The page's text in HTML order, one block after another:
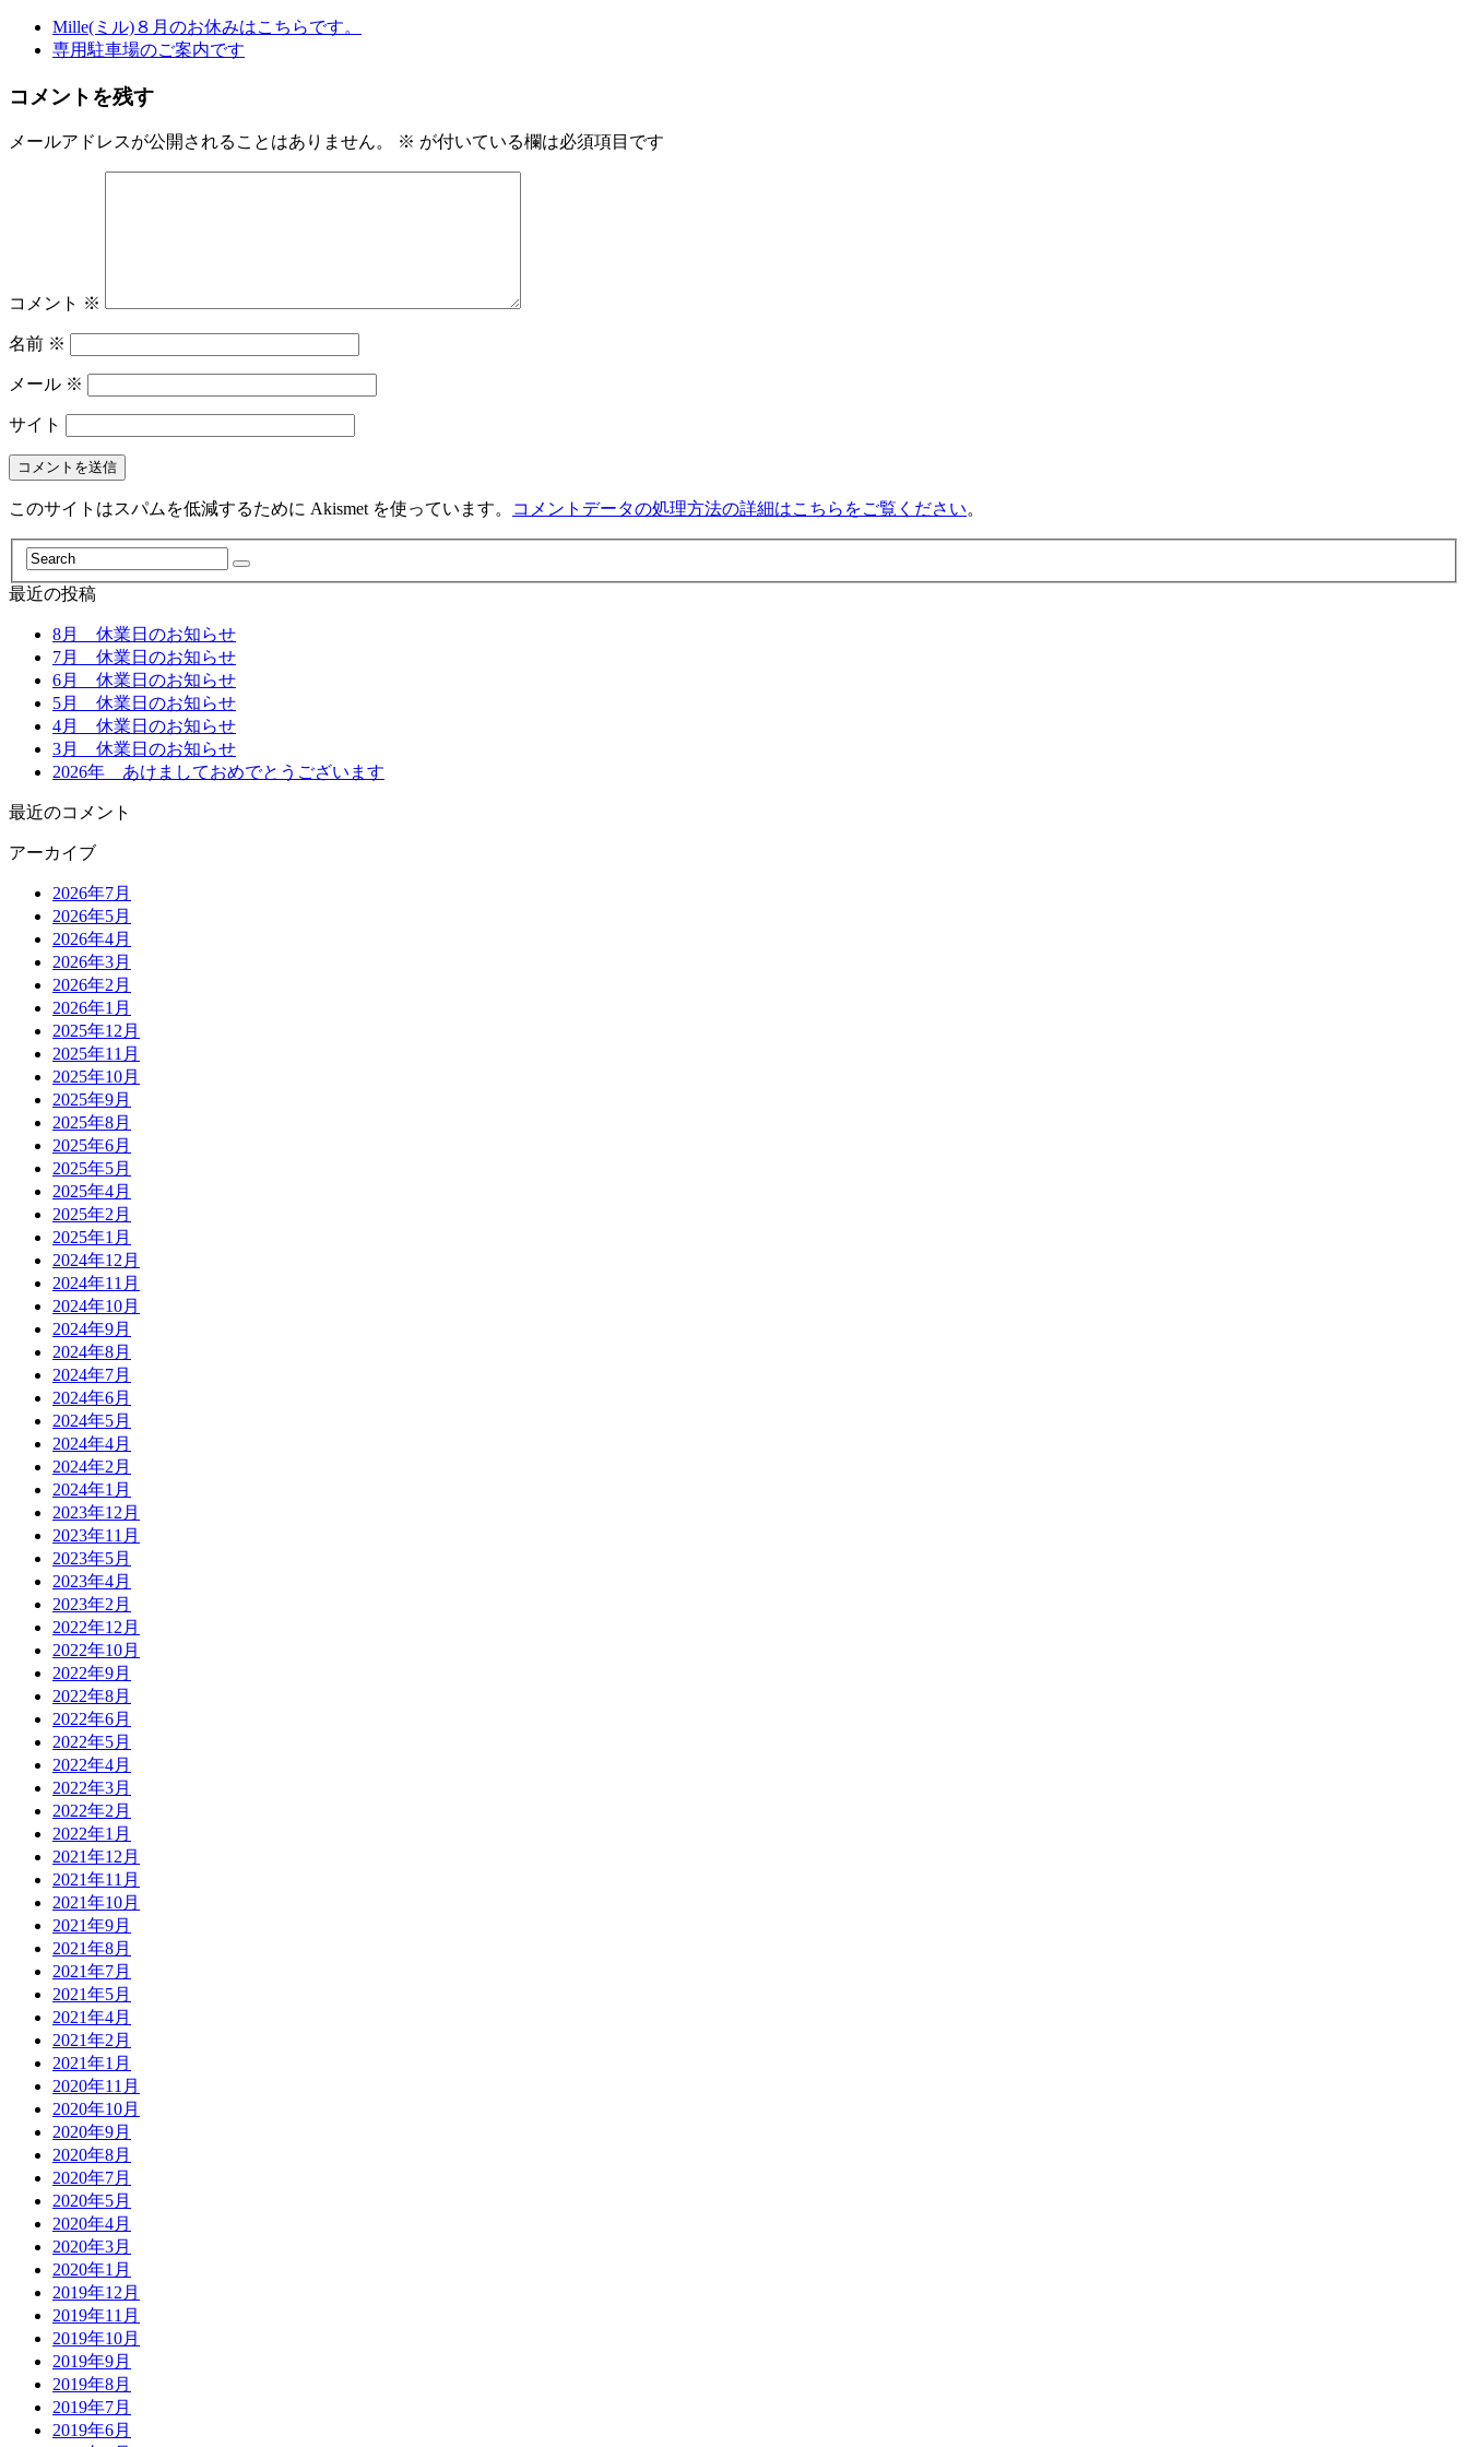
Mille(ミル)８月のお休みはこちらです。
専用駐車場のご案内です
コメントを残す
メールアドレスが公開されることはありません。 ※ が付いている欄は必須項目です
コメント ※
名前 ※
メール ※
サイト
このサイトはスパムを低減するために Akismet を使っています。 コメントデータの処理方法の詳細はこちらをご覧ください。
最近の投稿
8月 休業日のお知らせ
7月 休業日のお知らせ
6月 休業日のお知らせ
5月 休業日のお知らせ
4月 休業日のお知らせ
3月 休業日のお知らせ
2026年 あけましておめでとうございます
最近のコメント
アーカイブ
2026年7月
2026年5月
2026年4月
2026年3月
2026年2月
2026年1月
2025年12月
2025年11月
2025年10月
2025年9月
2025年8月
2025年6月
2025年5月
2025年4月
2025年2月
2025年1月
2024年12月
2024年11月
2024年10月
2024年9月
2024年8月
2024年7月
2024年6月
2024年5月
2024年4月
2024年2月
2024年1月
2023年12月
2023年11月
2023年5月
2023年4月
2023年2月
2022年12月
2022年10月
2022年9月
2022年8月
2022年6月
2022年5月
2022年4月
2022年3月
2022年2月
2022年1月
2021年12月
2021年11月
2021年10月
2021年9月
2021年8月
2021年7月
2021年5月
2021年4月
2021年2月
2021年1月
2020年11月
2020年10月
2020年9月
2020年8月
2020年7月
2020年5月
2020年4月
2020年3月
2020年1月
2019年12月
2019年11月
2019年10月
2019年9月
2019年8月
2019年7月
2019年6月